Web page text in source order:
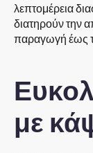
λεπτομέρεια
διατηρούν την
παραγωγή έως
με